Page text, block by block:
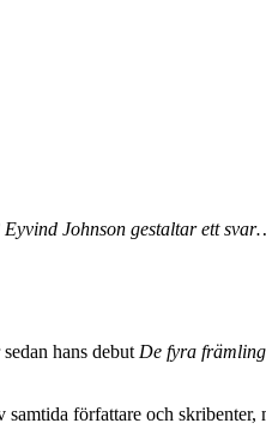
Eyvind Johnson gestaltar ett
hans debut De fyra
författare och skribenter,